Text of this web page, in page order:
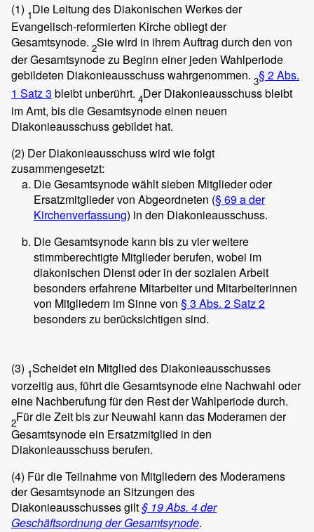
(1) 1Die Leitung des Diakonischen Werkes der
Evangelisch-reformierten Kirche obliegt der
Gesamtsynode. 2Sie wird in ihrem Auftrag durch den von
der Gesamtsynode zu Beginn einer jeden Wahlperiode
gebildeten Diakonieausschuss wahrgenommen. 3§ 2 Abs.
1 Satz 3 bleibt unberührt. 4Der Diakonieausschuss bleibt
im Amt, bis die Gesamtsynode einen neuen
Diakonieausschuss gebildet hat.
(2) Der Diakonieausschuss wird wie folgt
zusammengesetzt:
Die Gesamtsynode wählt sieben Mitglieder oder
Ersatzmitglieder von Abgeordneten (§ 69 a der
Kirchenverfassung) in den Diakonieausschuss.
Die Gesamtsynode kann bis zu vier weitere
stimmberechtigte Mitglieder berufen, wobei im
diakonischen Dienst oder in der sozialen Arbeit
besonders erfahrene Mitarbeiter und Mitarbeiterinnen
von Mitgliedern im Sinne von § 3 Abs. 2 Satz 2
besonders zu berücksichtigen sind.
(3) 1Scheidet ein Mitglied des Diakonieausschusses
vorzeitig aus, führt die Gesamtsynode eine Nachwahl oder
eine Nachberufung für den Rest der Wahlperiode durch.
2Für die Zeit bis zur Neuwahl kann das Moderamen der
Gesamtsynode ein Ersatzmitglied in den
Diakonieausschuss berufen.
(4) Für die Teilnahme von Mitgliedern des Moderamens
der Gesamtsynode an Sitzungen des
Diakonieausschusses gilt § 19 Abs. 4 der
Geschäftsordnung der Gesamtsynode.